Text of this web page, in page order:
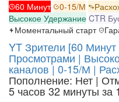
60 Минут 0-15/М
Высокое Удержание CTR
Моментальный старт
YT Зрители [60
Просмотрами |
каналов | 0-15/М |
Пополнение: Нет |
5 часов 32 минуты за